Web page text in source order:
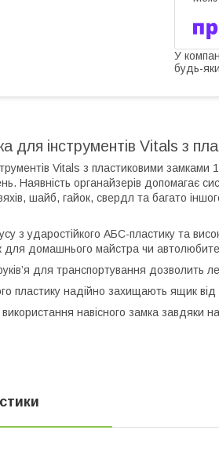
У
будь-
для інструментів Vitals з
Vitals з пластиковими замками
Наявність органайзерів допомагає
шайб, гайок, свердл та багато
з ударостійкого АБС-пластику та
для домашнього майстра чи
для транспортування дозволить
пластику надійно захищають ящик від
навісного замка завдяки